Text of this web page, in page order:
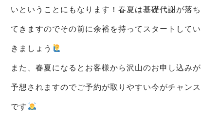
いということにもなります！春夏は基礎代謝が落ち
てきますのでその前に余裕を持ってスタートしてい
きましょう
また、春夏になるとお客様から沢山のお申し込みが
予想されますのでご予約が取りやすい今がチャンス
です